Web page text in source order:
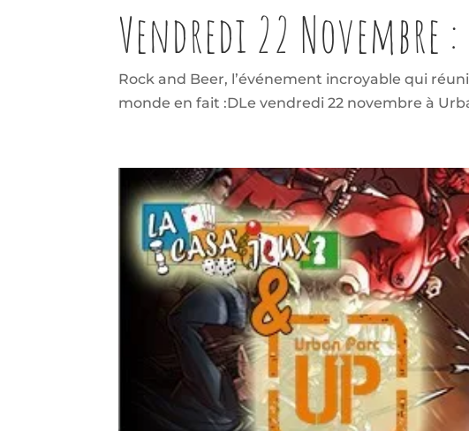
Vendredi 22 Novembre
Rock and Beer, l’événement incroyable qui
monde en fait :DLe vendredi 22 novembre à